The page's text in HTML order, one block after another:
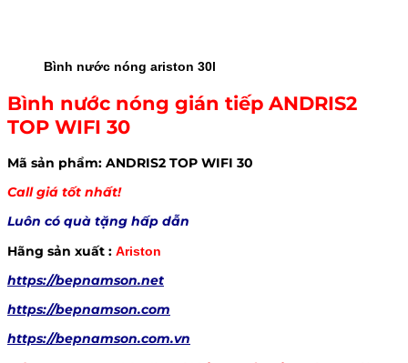
Bình nước nóng ariston 30l
Bình nước nóng gián tiếp ANDRIS2
TOP WIFI 30
Mã sản phẩm: ANDRIS2 TOP WIFI 30
Call giá tốt nhất!
Luôn có quà tặng hấp dẫn
Hãng sản xuất : Ariston
https://bepnamson.net
https://bepnamson.com
https://bepnamson.com.vn